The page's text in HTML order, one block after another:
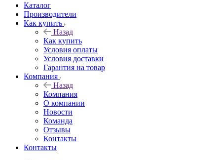
Каталог
Производители
Как купить
Назад
Как купить
Условия оплаты
Условия доставки
Гарантия на товар
Компания
Назад
Компания
О компании
Новости
Команда
Отзывы
Контакты
Контакты